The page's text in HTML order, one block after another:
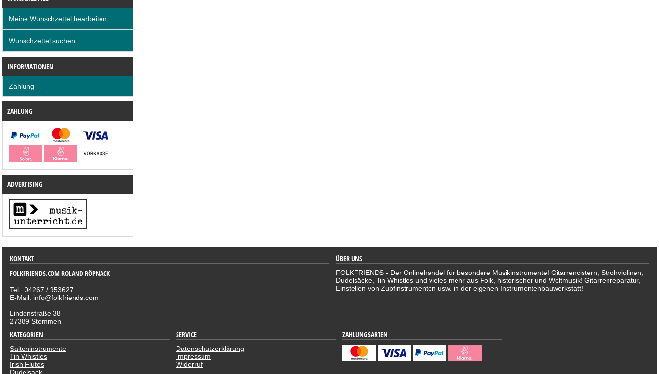
Meine Wunschzettel bearbeiten
Wunschzettel suchen
INFORMATIONEN
Zahlung
ZAHLUNG
ADVERTISING
KONTAKT
FOLKFRIENDS.COM ROLAND RÖPNACK
Tel.: 04267 / 953627
E-Mail: info@folkfriends.com
Lindenstraße 38
27389 Stemmen
ÜBER UNS
FOLKFRIENDS - Der Onlinehandel für besondere Musikinstrumente! Gitarrencistern, Strohviolinen,
Dudelsäcke, Tin Whistles und vieles mehr aus Folk, historischer und Weltmusik! Gitarrenreparatur,
Einstellen von Zupfinstrumenten usw. in der eigenen Instrumentenbauwerkstatt!
KATEGORIEN
Saiteninstrumente
Tin Whistles
Irish Flutes
Dudelsack
SERVICE
Datenschutzerklärung
Impressum
Widerruf
ZAHLUNGSARTEN